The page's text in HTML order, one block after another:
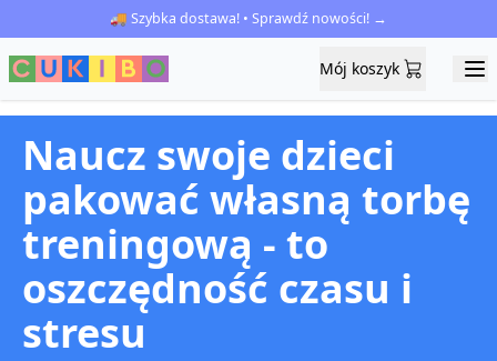
🚚 Szybka dostawa! • Sprawdź nowości! →
Mój koszyk
Mój koszyk
Naucz swoje dzieci
pakować własną torbę
treningową - to
oszczędność czasu i
stresu